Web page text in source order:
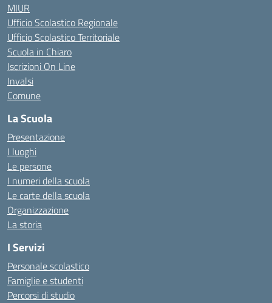
MIUR
Ufficio Scolastico Regionale
Ufficio Scolastico Territoriale
Scuola in Chiaro
Iscrizioni On Line
Invalsi
Comune
La Scuola
Presentazione
I luoghi
Le persone
I numeri della scuola
Le carte della scuola
Organizzazione
La storia
I Servizi
Personale scolastico
Famiglie e studenti
Percorsi di studio